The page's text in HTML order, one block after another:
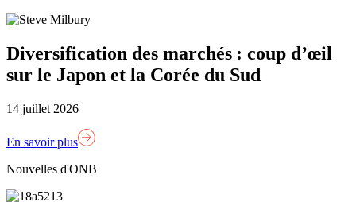
Diversification des marchés : coup d’œil
sur le Japon et la Corée du Sud
14 juillet 2026
En savoir plus
Nouvelles d'ONB